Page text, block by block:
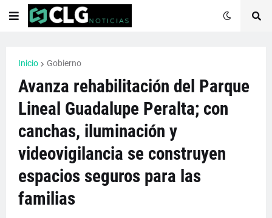
Inicio Gobierno
Avanza rehabilitación del Parque
Lineal Guadalupe Peralta; con
canchas, iluminación y
videovigilancia se construyen
espacios seguros para las
familias